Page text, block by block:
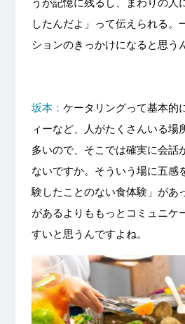
うが記憶に残るし、まわりの人
したんだよ」って伝えられる。
ションのきっかけになると思う
坂本： ケータリングって基本的
ィーなど、人がたくさんいる場
多いので、そこでは確実に会話
ないですか。そういう場に五感
験したことのない食体験」があ
があるよりももっとコミュニケ
すいと思うんですよね。